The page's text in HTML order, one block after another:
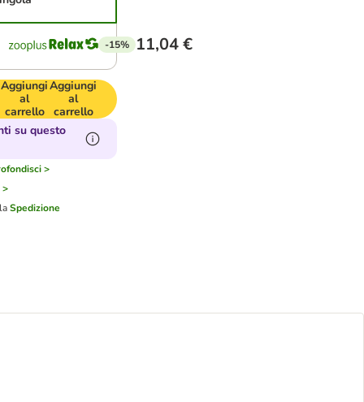
-15% 11,04 €
Aggiungi
al
carrello
Aggiungi
al
carrello
su questo
>
>
Spedizione